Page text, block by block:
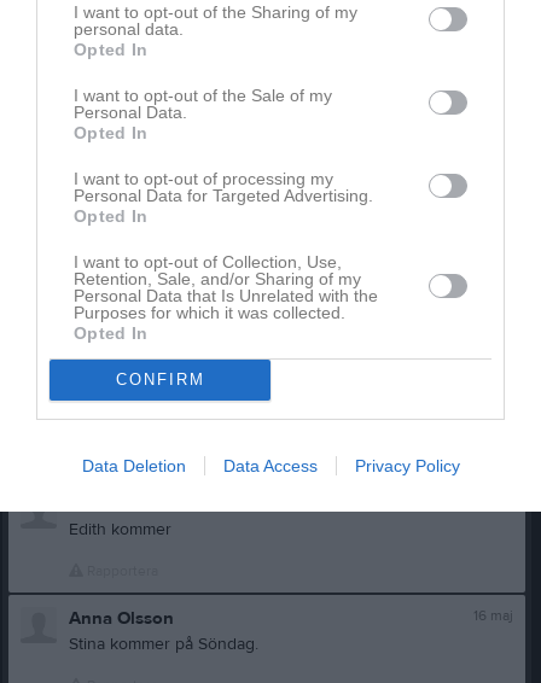
I want to opt-out of the Sharing of my
personal data.
Opted In
I want to opt-out of the Sale of my
Personal Data.
Opted In
I want to opt-out of processing my
Personal Data for Targeted Advertising.
Opted In
I want to opt-out of Collection, Use,
Retention, Sale, and/or Sharing of my
Personal Data that Is Unrelated with the
Purposes for which it was collected.
Opted In
CONFIRM
Data Deletion Data Access Privacy Policy
Jeanette Karlsson
Rapportera
Adele kommer
Rapportera
Silvia Cosic Grönqvist
Leonore kommer
Rapportera
Emil Lövstrand
Clara kommer
Rapportera
Edith kommer
16 maj
Anna Olsson
Stina kommer på Söndag.